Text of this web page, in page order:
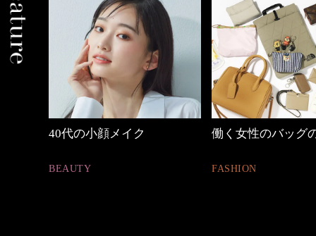
小顔メイク 働く女性のバッグの中身